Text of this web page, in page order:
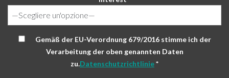
Gemäß der EU-Verordnung 679/2016 stimme ich der
Verarbeitung der oben genannten Daten
zu.Datenschutzrichtlinie*